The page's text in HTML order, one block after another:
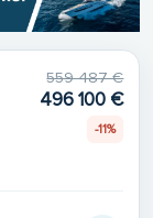
559 487 €
496 100 €
-11%